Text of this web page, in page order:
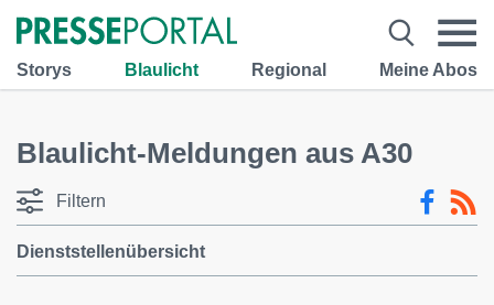
Storys Blaulicht Regional Meine Abos
Blaulicht-Meldungen aus A30
Filtern
Dienststellenübersicht